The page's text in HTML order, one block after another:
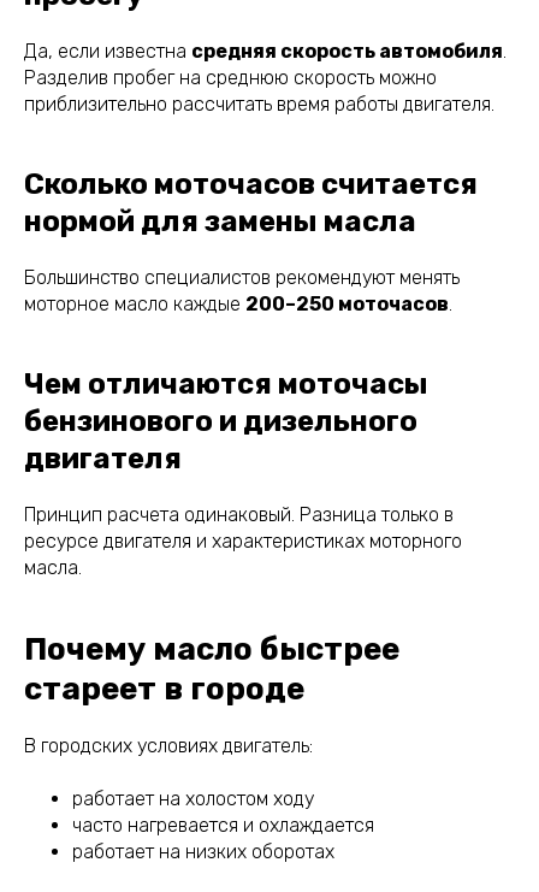
Да, если известна средняя скорость автомобиля.
Разделив пробег на среднюю скорость можно
приблизительно рассчитать время работы двигателя.
Сколько моточасов считается
нормой для замены масла
Большинство специалистов рекомендуют менять
моторное масло каждые 200–250 моточасов.
Чем отличаются моточасы
бензинового и дизельного
двигателя
Принцип расчета одинаковый. Разница только в
ресурсе двигателя и характеристиках моторного
масла.
Почему масло быстрее
стареет в городе
В городских условиях двигатель:
работает на холостом ходу
часто нагревается и охлаждается
работает на низких оборотах